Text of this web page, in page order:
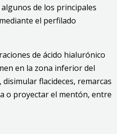
de los principales
el perfilado
de ácido hialurónico
en la zona inferior del
flacideces, remarcas
o proyectar el mentón, entre